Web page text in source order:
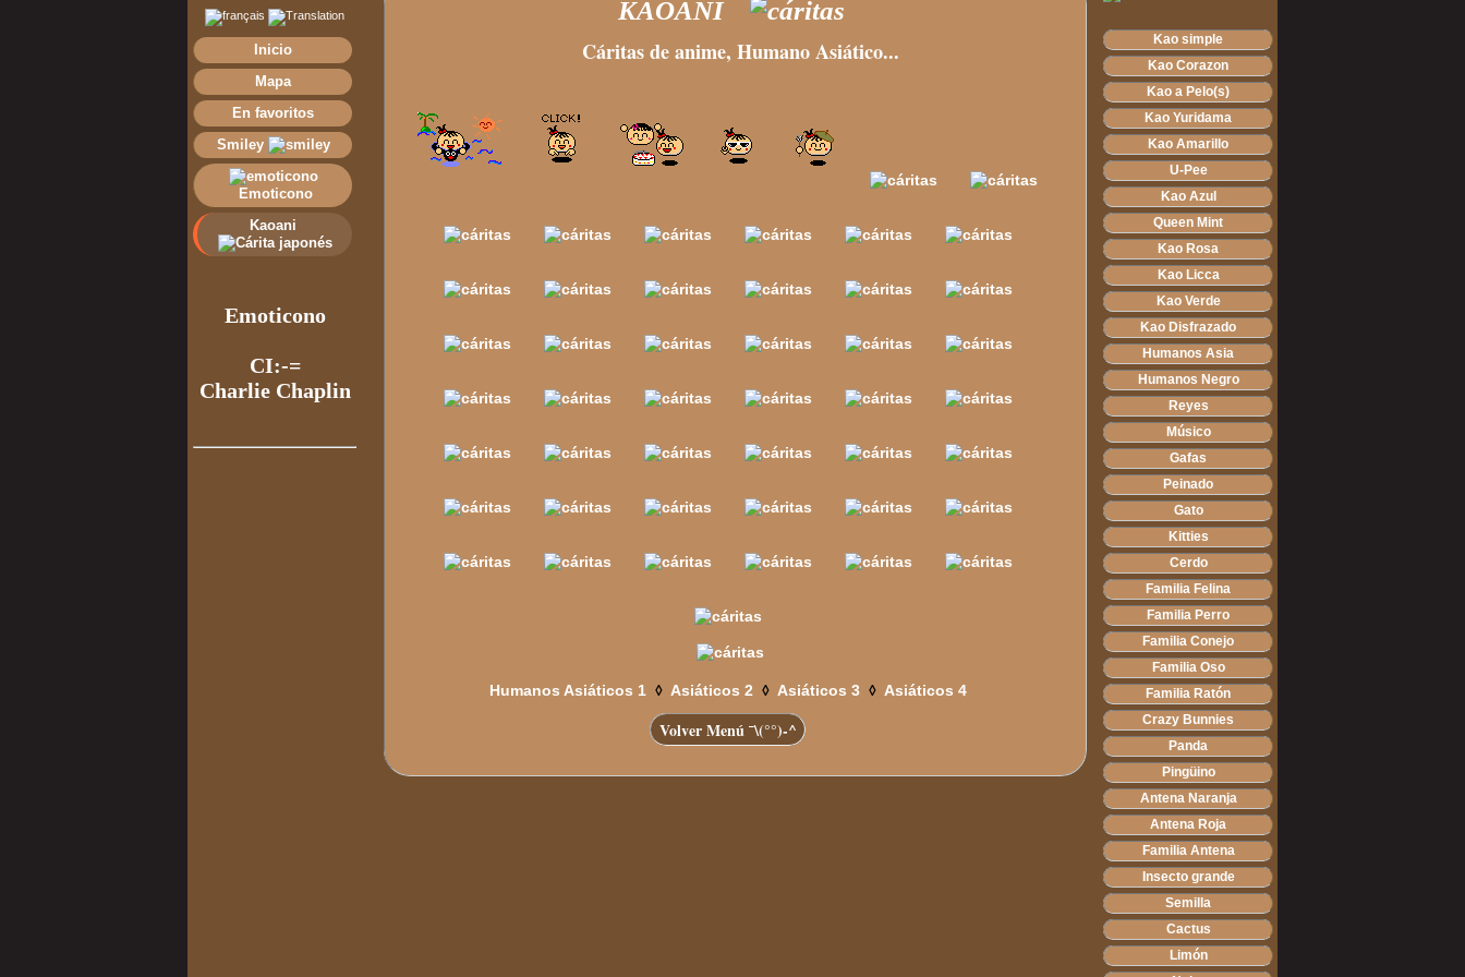
Inicio
Mapa
En favoritos
Smiley
Emoticono
Kaoani
Emoticono
CΙ:-=
Kao simple
Kao Corazon
Kao a Pelo(s)
Kao Yuridama
Kao Amarillo
U-Pee
Kao Azul
Queen Mint
Kao Rosa
Kao Licca
Kao Verde
Kao Disfrazado
Humanos Asia
Humanos Negro
Reyes
Músico
Gafas
Peinado
Gato
Kitties
Cerdo
Familia Felina
Familia Perro
Familia Conejo
Familia Oso
Familia Ratón
Crazy Bunnies
Panda
Pingüino
Antena Naranja
Antena Roja
Familia Antena
Insecto grande
Semilla
Cactus
Limón
KAOANI
Cáritas de anime, Humano Asiático...
Humanos Asiáticos 1 ◊ Asiáticos 2 ◊ Asiáticos 3 ◊ Asiáticos 4
Volver Menú ¯\(°°)-^